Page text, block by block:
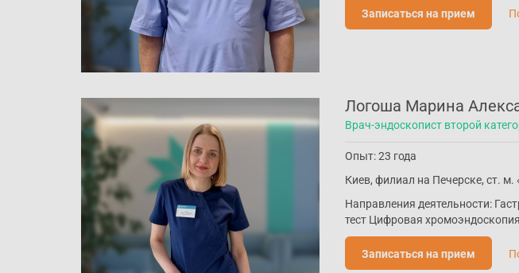
Записаться на прием
Логоша Марина
Врач-эндоскопист второй
Опыт: 23 года
Киев, филиал на Печерске, ст.
Направления деятельности:
тест Цифровая
Записаться на прием